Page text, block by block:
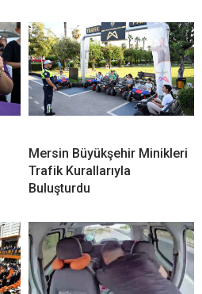
Mersin Büyükşehir Minikleri
Trafik Kurallarıyla
Buluşturdu